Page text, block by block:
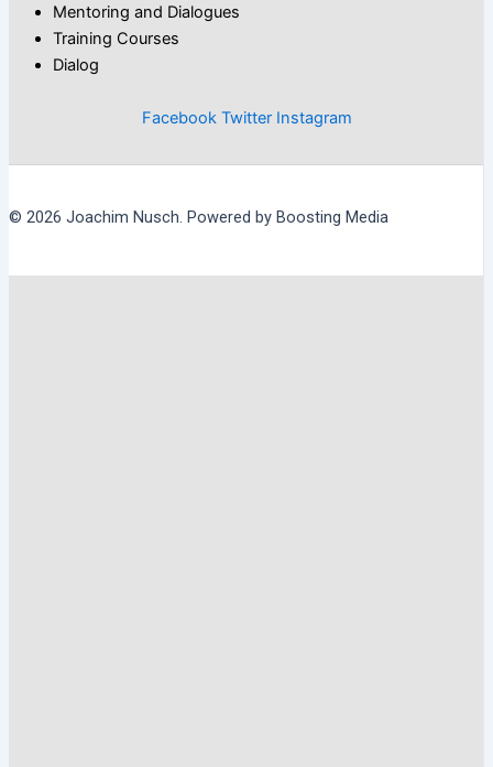
Mentoring and Dialogues
Training Courses
Dialog
Facebook Twitter Instagram
© 2026 Joachim Nusch. Powered by Boosting Media